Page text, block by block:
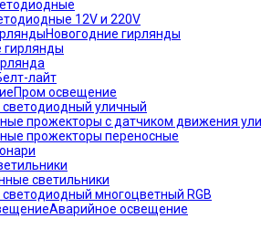
12V и 220V
Новогодние гирлянды
гирлянды
лайт
Пром освещение
уличный
прожекторы с датчиком движения
прожекторы переносные
светильники
многоцветный RGB
Аварийное освещение